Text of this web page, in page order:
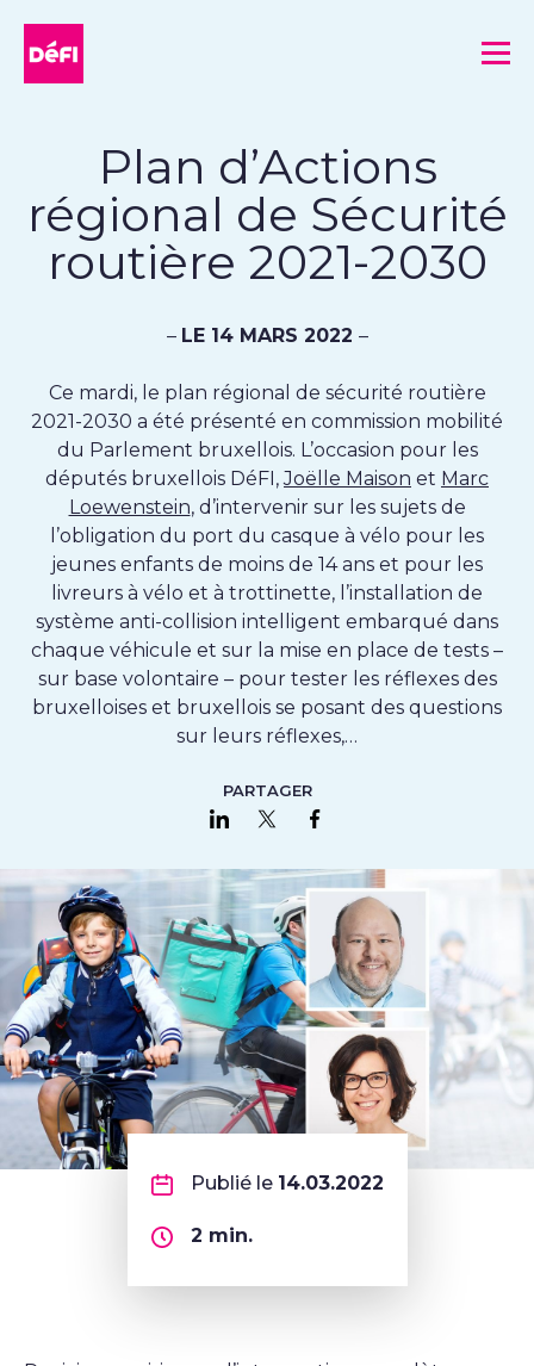
Plan d’Actions
régional de Sécurité
routière 2021-2030
– LE 14 MARS 2022 –
Ce mardi, le plan régional de sécurité routière
2021-2030 a été présenté en commission mobilité
du Parlement bruxellois. L’occasion pour les
députés bruxellois DéFI,Joëlle Maison et Marc
Loewenstein, d’intervenir sur les sujets de
l’obligation du port du casque à vélo pour les
jeunes enfants de moins de 14 ans et pour les
livreurs à vélo et à trottinette, l’installation de
système anti-collision intelligent embarqué dans
chaque véhicule et sur la mise en place de tests –
sur base volontaire – pour tester les réflexes des
bruxelloises et bruxellois se posant des questions
sur leurs réflexes,…
PARTAGER
Partager sur LinkedIn
Partager sur Twitter
Publié le 14.03.2022
2 min.